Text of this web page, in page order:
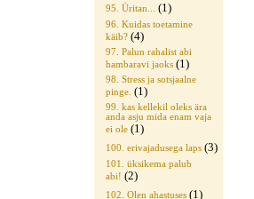
95. Üritan... (1)
96. Kuidas toetamine
käib? (4)
97. Palun rahalist abi
hambaravi jaoks (1)
98. Stress ja sotsjaalne
pinge. (1)
99. kas kellekil oleks ära
anda asju mida enam vaja
ei ole (1)
100. erivajadusega laps (3)
101. üksikema palub
abi! (2)
102. Olen ahastuses (1)